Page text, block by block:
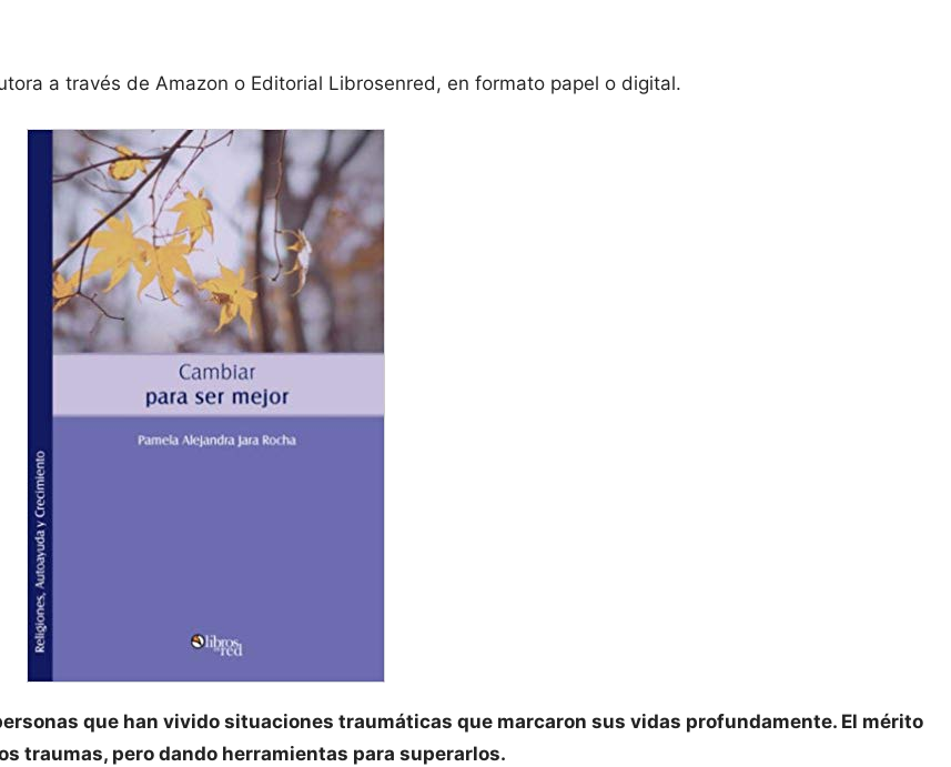
a través de Amazon o Editorial Librosenred, en formato papel o digital.
que han vivido situaciones traumáticas que marcaron sus vidas profundamente. El mérito
traumas, pero dando herramientas para superarlos.